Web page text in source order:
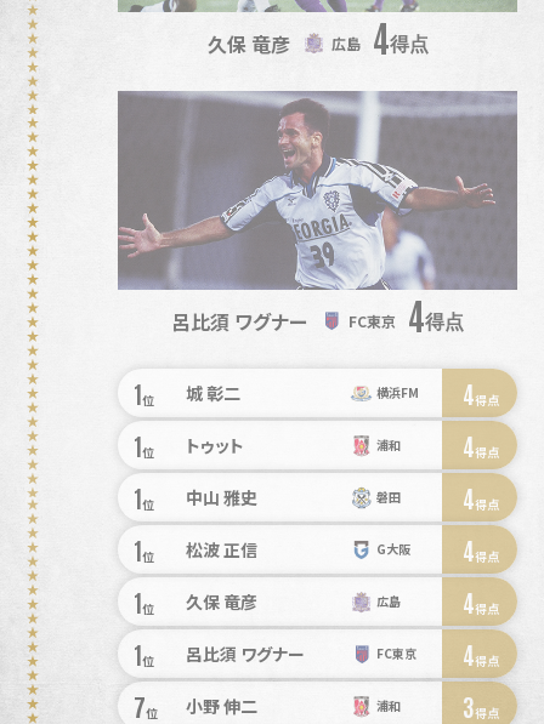
久保 竜彦 広島 4得点
呂比須 ワグナー FC東京 4得点
1位 城 彰二 横浜FM 4得点
1位 トゥット 浦和 4得点
1位 中山 雅史 磐田 4得点
1位 松波 正信 G大阪 4得点
1位 久保 竜彦 広島 4得点
1位 呂比須 ワグナー FC東京 4得点
7位 小野 伸二 浦和 3得点